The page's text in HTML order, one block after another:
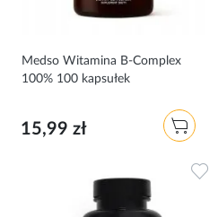
Medso Witamina B-Complex
100% 100 kapsułek
15,99 zł